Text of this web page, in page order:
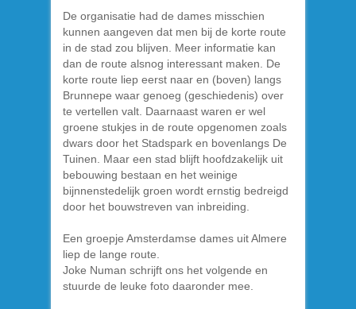
De organisatie had de dames misschien
kunnen aangeven dat men bij de korte route
in de stad zou blijven. Meer informatie kan
dan de route alsnog interessant maken. De
korte route liep eerst naar en (boven) langs
Brunnepe waar genoeg (geschiedenis) over
te vertellen valt. Daarnaast waren er wel
groene stukjes in de route opgenomen zoals
dwars door het Stadspark en bovenlangs De
Tuinen. Maar een stad blijft hoofdzakelijk uit
bebouwing bestaan en het weinige
bijnnenstedelijk groen wordt ernstig bedreigd
door het bouwstreven van inbreiding.
Een groepje Amsterdamse dames uit Almere
liep de lange route.
Joke Numan schrijft ons het volgende en
stuurde de leuke foto daaronder mee.